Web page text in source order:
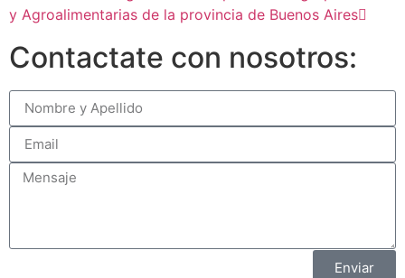
y Agroalimentarias de la provincia de Buenos Aires
Contactate con nosotros:
Enviar